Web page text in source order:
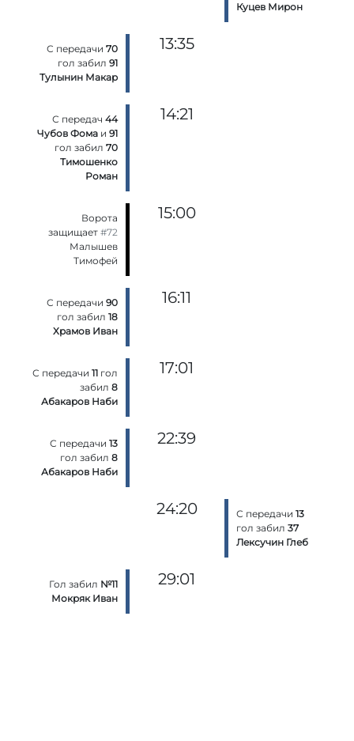
Куцев Мирон
С передачи70
гол забил91
Тулынин Макар
13:35
С передач44
Чубов Фома и91
гол забил70
Тимошенко
Роман
14:21
Ворота
защищает#72
Малышев
Тимофей
15:00
С передачи90
гол забил18
Храмов Иван
16:11
С передачи11 гол
забил8
Абакаров Наби
17:01
С передачи13
гол забил8
Абакаров Наби
22:39
24:20 С передачи 13
гол забил 37
Лексучин Глеб
Гол забил №11
Мокряк Иван
29:01